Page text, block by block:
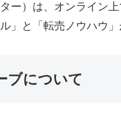
ー）は、オンライン
」と「転売ノウハウ」
ブについて